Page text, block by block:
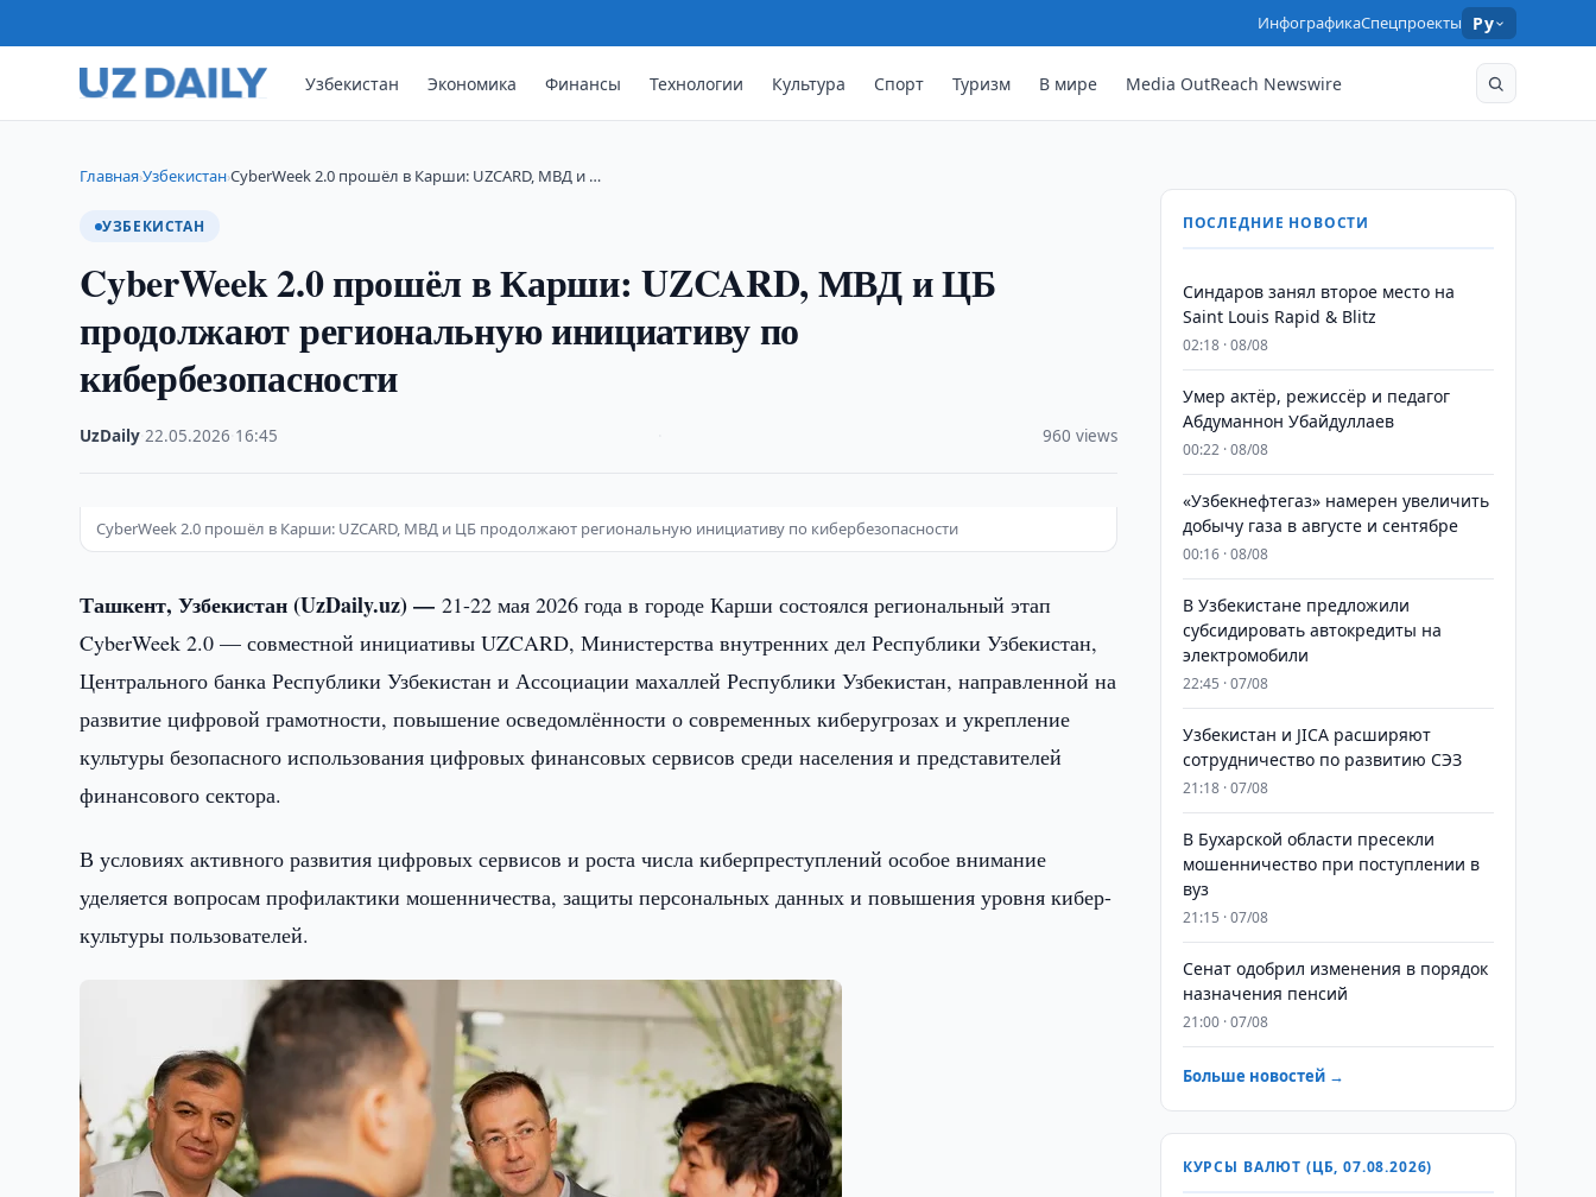
ИнфографикаСпецпроекты Ру
Узбекистан Экономика Финансы Технологии Культура Спорт Туризм В мире Media OutReach Newswire
Главная›Узбекистан›CyberWeek 2.0 прошёл в Карши: UZCARD, МВД и …
УЗБЕКИСТАН
CyberWeek 2.0 прошёл в Карши: UZCARD, МВД и ЦБ
продолжают региональную инициативу по
кибербезопасности
UzDaily ·22.05.2026 16:45 960 views
CyberWeek 2.0 прошёл в Карши: UZCARD, МВД и ЦБ продолжают региональную инициативу по кибербезопасности
Ташкент, Узбекистан (UzDaily.uz) —21-22 мая 2026 года в городе Карши состоялся региональный этап
CyberWeek 2.0 — совместной инициативы UZCARD, Министерства внутренних дел Республики Узбекистан,
Центрального банка Республики Узбекистан и Ассоциации махаллей Республики Узбекистан, направленной на
развитие цифровой грамотности, повышение осведомлённости о современных киберугрозах и укрепление
культуры безопасного использования цифровых финансовых сервисов среди населения и представителей
финансового сектора.
В условиях активного развития цифровых сервисов и роста числа киберпреступлений особое внимание
уделяется вопросам профилактики мошенничества, защиты персональных данных и повышения уровня кибер-
культуры пользователей.
ПОСЛЕДНИЕ НОВОСТИ
Синдаров занял второе место на
Saint Louis Rapid & Blitz
02:18 · 08/08
Умер актёр, режиссёр и педагог
Абдуманнон Убайдуллаев
00:22 · 08/08
«Узбекнефтегаз» намерен увеличить
добычу газа в августе и сентябре
00:16 · 08/08
В Узбекистане предложили
субсидировать автокредиты на
электромобили
22:45 · 07/08
Узбекистан и JICA расширяют
сотрудничество по развитию СЭЗ
21:18 · 07/08
В Бухарской области пресекли
мошенничество при поступлении в
вуз
21:15 · 07/08
Сенат одобрил изменения в порядок
назначения пенсий
21:00 · 07/08
Больше новостей →
КУРСЫ ВАЛЮТ (ЦБ, 07.08.2026)